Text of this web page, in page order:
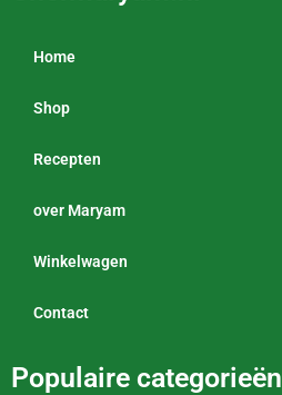
Home
Shop
Recepten
over Maryam
Winkelwagen
Contact
Populaire categorieën